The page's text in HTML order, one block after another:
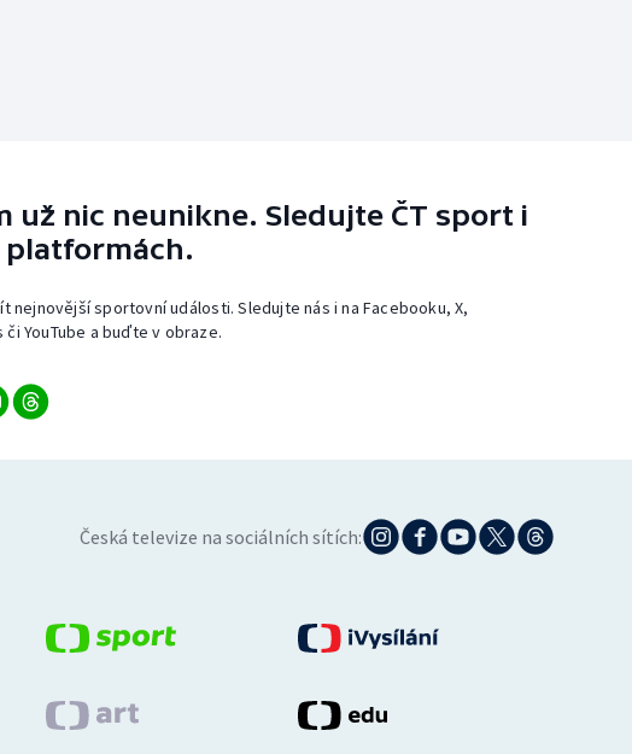
už nic neunikne. Sledujte ČT sport i
platformách.
nejnovější sportovní události. Sledujte nás i na Facebooku, X,
či YouTube a buďte v obraze.
Česká televize na sociálních sítích: